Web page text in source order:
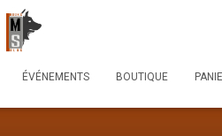
ÉVÉNEMENTS BOUTIQUE